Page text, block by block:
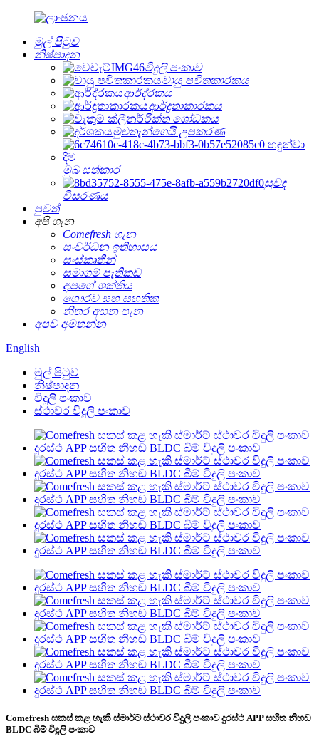
මුල් පිටුව
නිෂ්පාදන
විදුලි පංකාව
වායු පවිතකාරකය
ආර්ද්රකය
ආර්ද්‍රතාකාරකය
රික්ත ශෝධකය
මුළුතැන්ගෙයි උපකරණ
මුඛ සත්කාර
සුවඳ
විසරණය
පුවත්
අපි ගැන
Comefresh ගැන
සංවර්ධන ඉතිහාසය
සංස්කෘතීන්
සමාගම් පැතිකඩ
අපගේ ශක්තිය
ගෞරව සහ සහතික
නිතර අසන පැන
අපව අමතන්න
English
මුල් පිටුව
නිෂ්පාදන
විදුලි පංකාව
ස්ථාවර විදුලි පංකාව
Comefresh සකස් කළ හැකි ස්මාර්ට් ස්ථාවර විදුලි පංකාව දුරස්ථ APP සහිත නිහඬ
BLDC බිම් විදුලි පංකාව